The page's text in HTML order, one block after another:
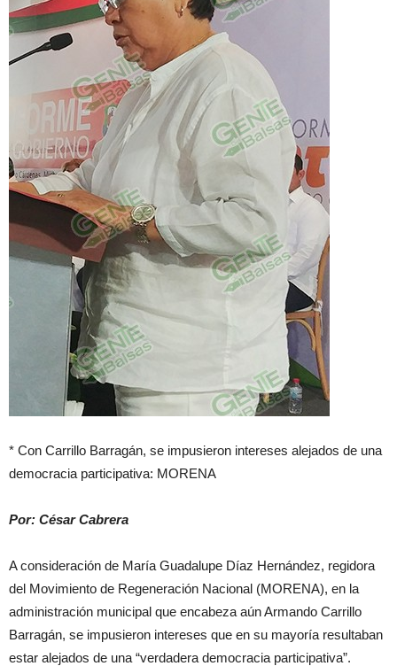
* Con Carrillo Barragán, se impusieron intereses alejados de una
democracia participativa: MORENA
Por: César Cabrera
A consideración de María Guadalupe Díaz Hernández, regidora
del Movimiento de Regeneración Nacional (MORENA), en la
administración municipal que encabeza aún Armando Carrillo
Barragán, se impusieron intereses que en su mayoría resultaban
estar alejados de una “verdadera democracia participativa”.